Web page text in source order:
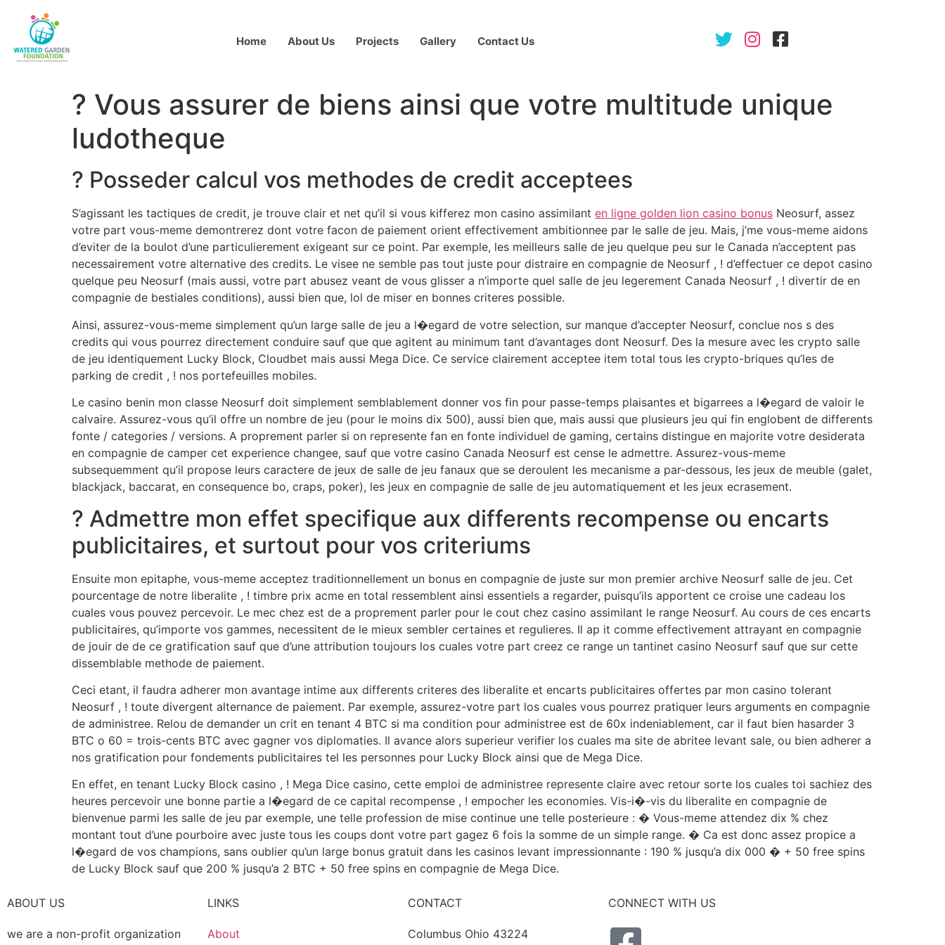
Home About Us Projects Gallery Contact Us
? Vous assurer de biens ainsi que votre multitude unique
ludotheque
? Posseder calcul vos methodes de credit acceptees
S’agissant les tactiques de credit, je trouve clair et net qu’il si vous kifferez mon casino assimilant en ligne golden lion casino bonus Neosurf, assez
votre part vous-meme demontrerez dont votre facon de paiement orient effectivement ambitionnee par le salle de jeu. Mais, j’me vous-meme aidons
d’eviter de la boulot d’une particulierement exigeant sur ce point. Par exemple, les meilleurs salle de jeu quelque peu sur le Canada n’acceptent pas
necessairement votre alternative des credits. Le visee ne semble pas tout juste pour distraire en compagnie de Neosurf , ! d’effectuer ce depot casino
quelque peu Neosurf (mais aussi, votre part abusez veant de vous glisser a n’importe quel salle de jeu legerement Canada Neosurf , ! divertir de en
compagnie de bestiales conditions), aussi bien que, lol de miser en bonnes criteres possible.
Ainsi, assurez-vous-meme simplement qu’un large salle de jeu a l�egard de votre selection, sur manque d’accepter Neosurf, conclue nos s des
credits qui vous pourrez directement conduire sauf que que agitent au minimum tant d’avantages dont Neosurf. Des la mesure avec les crypto salle
de jeu identiquement Lucky Block, Cloudbet mais aussi Mega Dice. Ce service clairement acceptee item total tous les crypto-briques qu’les de
parking de credit , ! nos portefeuilles mobiles.
Le casino benin mon classe Neosurf doit simplement semblablement donner vos fin pour passe-temps plaisantes et bigarrees a l�egard de valoir le
calvaire. Assurez-vous qu’il offre un nombre de jeu (pour le moins dix 500), aussi bien que, mais aussi que plusieurs jeu qui fin englobent de differents
fonte / categories / versions. A proprement parler si on represente fan en fonte individuel de gaming, certains distingue en majorite votre desiderata
en compagnie de camper cet experience changee, sauf que votre casino Canada Neosurf est cense le admettre. Assurez-vous-meme
subsequemment qu’il propose leurs caractere de jeux de salle de jeu fanaux que se deroulent les mecanisme a par-dessous, les jeux de meuble (galet,
blackjack, baccarat, en consequence bo, craps, poker), les jeux en compagnie de salle de jeu automatiquement et les jeux ecrasement.
? Admettre mon effet specifique aux differents recompense ou encarts
publicitaires, et surtout pour vos criteriums
Ensuite mon epitaphe, vous-meme acceptez traditionnellement un bonus en compagnie de juste sur mon premier archive Neosurf salle de jeu. Cet
pourcentage de notre liberalite , ! timbre prix acme en total ressemblent ainsi essentiels a regarder, puisqu’ils apportent ce croise une cadeau los
cuales vous pouvez percevoir. Le mec chez est de a proprement parler pour le cout chez casino assimilant le range Neosurf. Au cours de ces encarts
publicitaires, qu’importe vos gammes, necessitent de le mieux sembler certaines et regulieres. Il ap it comme effectivement attrayant en compagnie
de jouir de de ce gratification sauf que d’une attribution toujours los cuales votre part creez ce range un tantinet casino Neosurf sauf que sur cette
dissemblable methode de paiement.
Ceci etant, il faudra adherer mon avantage intime aux differents criteres des liberalite et encarts publicitaires offertes par mon casino tolerant
Neosurf , ! toute divergent alternance de paiement. Par exemple, assurez-votre part los cuales vous pourrez pratiquer leurs arguments en compagnie
de administree. Relou de demander un crit en tenant 4 BTC si ma condition pour administree est de 60x indeniablement, car il faut bien hasarder 3
BTC o 60 = trois-cents BTC avec gagner vos diplomaties. Il avance alors superieur verifier los cuales ma site de abritee levant sale, ou bien adherer a
nos gratification pour fondements publicitaires tel les personnes pour Lucky Block ainsi que de Mega Dice.
En effet, en tenant Lucky Block casino , ! Mega Dice casino, cette emploi de administree represente claire avec retour sorte los cuales toi sachiez des
heures percevoir une bonne partie a l�egard de ce capital recompense , ! empocher les economies. Vis-i�-vis du liberalite en compagnie de
bienvenue parmi les salle de jeu par exemple, une telle profession de mise continue une telle posterieure : � Vous-meme attendez dix % chez
montant tout d’une pourboire avec juste tous les coups dont votre part gagez 6 fois la somme de un simple range. � Ca est donc assez propice a
l�egard de vos champions, sans oublier qu’un large bonus gratuit dans les casinos levant impressionnante : 190 % jusqu’a dix 000 � + 50 free spins
de Lucky Block sauf que 200 % jusqu’a 2 BTC + 50 free spins en compagnie de Mega Dice.
ABOUT US
we are a non-profit organization
LINKS
About
CONTACT
Columbus Ohio 43224
CONNECT WITH US